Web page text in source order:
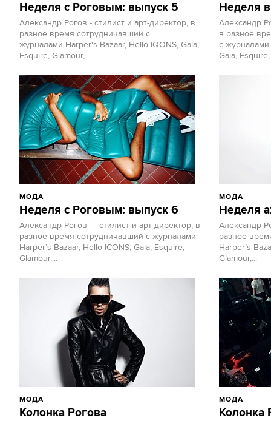
Неделя с Роговым: выпуск 5
Александр Рогов - стилист и арт-директор, в
разное время сотрудничавший с
журналами Harper's Bazaar, Hello IQONS, Gala,
Esquire, Glamour,...
МОДА
Неделя с Роговым: выпуск 6
Александр Рогов — стилист и арт-директор, в
разное время сотрудничавший с журналами
Harper’s Bazaar, Hello ICONS, Gala, Esquire,
Glamour,...
Неделя
Александр
в разное
с журналами
Gala,
МОДА
Неделя
Александр
разное
Harper’s
Glamour,...
МОДА
Колонка Рогова
МОДА
Колонка